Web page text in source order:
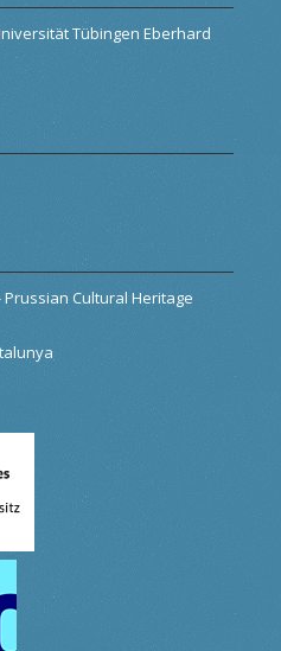
Tübingen Eberhard
Cultural Heritage